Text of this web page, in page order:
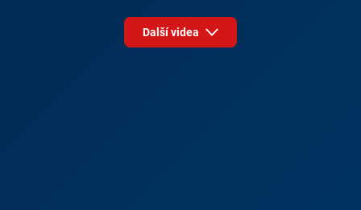
Další videa